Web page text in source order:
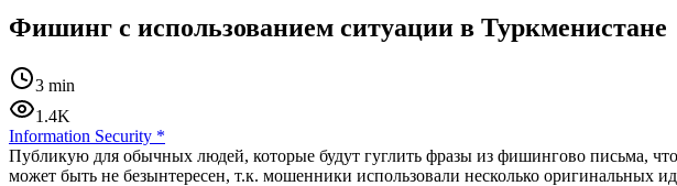
Фишинг с использованием ситуации в Туркменистане
3 min
1.4K
Information Security *
Публикую для обычных людей, которые будут гуглить фразы из фишингово письма,
может быть не безынтересен, т.к. мошенники использовали несколько оригинальных